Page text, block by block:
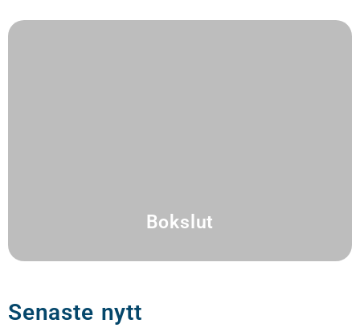
Bokslut
Senaste nytt